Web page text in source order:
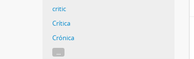
critic
Crítica
Crónica
...